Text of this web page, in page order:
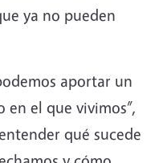
ya no pueden
aportar un
el que vivimos”,
qué sucede